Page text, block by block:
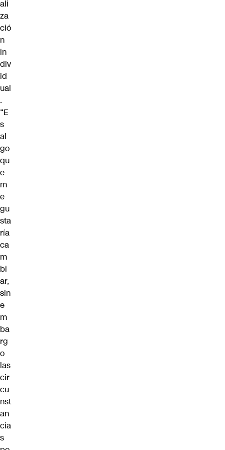
ali
za
ció
n
in
div
id
ual
.
“E
s
al
go
qu
e
m
e
gu
sta
ría
ca
m
bi
ar,
sin
e
m
ba
rg
o
las
cir
cu
nst
an
cia
s